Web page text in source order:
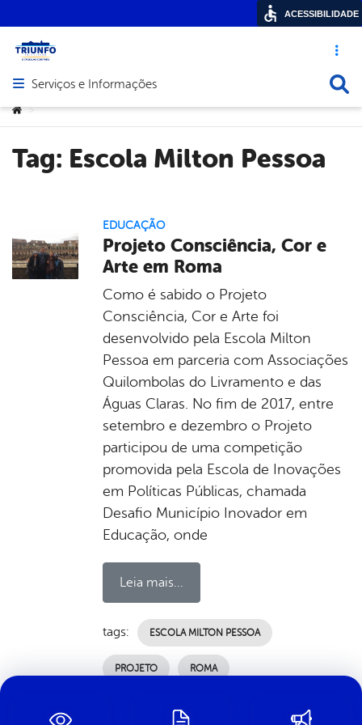
Acesso
Abrir menu principal de navegação
Serviços e Informações
Você está aqui:
>
Tag: Escola Milton Pessoa
EDUCAÇÃO
Projeto Consciência, Cor e
Arte em Roma
Como é sabido o Projeto
Consciência, Cor e Arte foi
desenvolvido pela Escola Milton
Pessoa em parceria com Associações
Quilombolas do Livramento e das
Águas Claras. No fim de 2017, entre
setembro e dezembro o Projeto
participou de uma competição
promovida pela Escola de Inovações
em Políticas Públicas, chamada
Desafio Município Inovador em
Educação, onde
Leia mais...
tags: ESCOLA MILTON PESSOA
PROJETO ROMA
ACESSIBILIDADE